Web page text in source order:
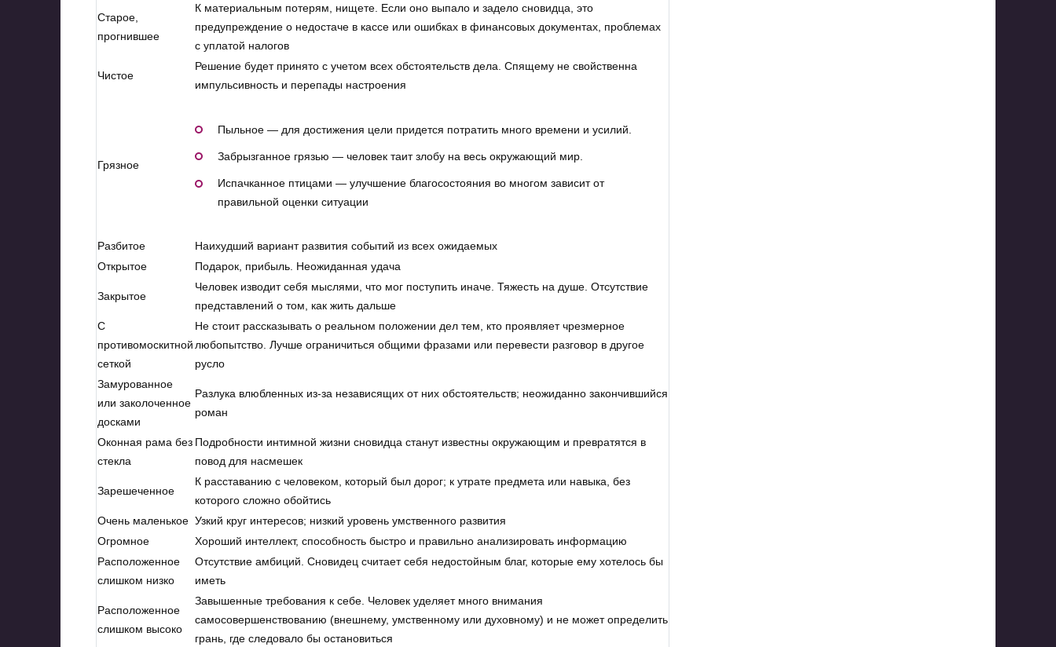
Старое,
прогнившее
К материальным потерям, нищете. Если оно выпало и задело сновидца, это
предупреждение о недостаче в кассе или ошибках в финансовых документах, проблемах
с уплатой налогов
Чистое
Решение будет принято с учетом всех обстоятельств дела. Спящему не свойственна
импульсивность и перепады настроения
Грязное
Пыльное — для достижения цели придется потратить много времени и усилий.
Забрызганное грязью — человек таит злобу на весь окружающий мир.
Испачканное птицами — улучшение благосостояния во многом зависит от
правильной оценки ситуации
Разбитое
Наихудший вариант развития событий из всех ожидаемых
Открытое
Подарок, прибыль. Неожиданная удача
Закрытое
Человек изводит себя мыслями, что мог поступить иначе. Тяжесть на душе. Отсутствие
представлений о том, как жить дальше
С
противомоскитной
сеткой
Не стоит рассказывать о реальном положении дел тем, кто проявляет чрезмерное
любопытство. Лучше ограничиться общими фразами или перевести разговор в другое
русло
Замурованное
или заколоченное
досками
Разлука влюбленных из-за независящих от них обстоятельств; неожиданно закончившийся
роман
Оконная рама без
стекла
Подробности интимной жизни сновидца станут известны окружающим и превратятся в
повод для насмешек
Зарешеченное
К расставанию с человеком, который был дорог; к утрате предмета или навыка, без
которого сложно обойтись
Очень маленькое Узкий круг интересов; низкий уровень умственного развития
Огромное
Хороший интеллект, способность быстро и правильно анализировать информацию
Расположенное
слишком низко
Отсутствие амбиций. Сновидец считает себя недостойным благ, которые ему хотелось бы
иметь
Расположенное
слишком высоко
Завышенные требования к себе. Человек уделяет много внимания
самосовершенствованию (внешнему, умственному или духовному) и не может определить
грань, где следовало бы остановиться